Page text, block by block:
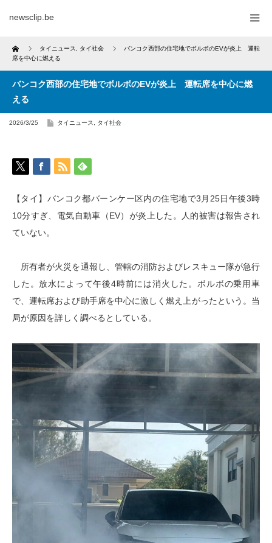
newsclip.be
Home タイニュース タイ社会
バンコク西部の住宅地でボルボのEVが炎上 運転
席を中心に燃える
バンコク西部の住宅地でボルボのEVが炎上 運転席を中心に燃
える
2026/3/25 タイニュース タイ社会
【タイ】バンコク都バーンケー区内の住宅地で3月25日午後3時
10分すぎ、電気自動車（EV）が炎上した。人的被害は報告され
ていない。
所有者が火災を通報し、管轄の消防およびレスキュー隊が急行
した。放水によって午後4時前には消火した。ボルボの乗用車
で、運転席および助手席を中心に激しく燃え上がったという。当
局が原因を詳しく調べるとしている。